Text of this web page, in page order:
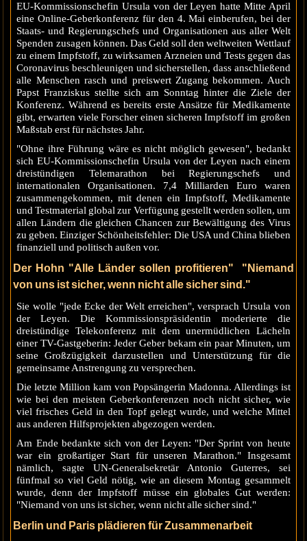
EU-Kommissionschefin Ursula von der Leyen hatte Mitte April
eine Online-Geberkonferenz für den 4. Mai einberufen, bei der
Staats- und Regierungschefs und Organisationen aus aller Welt
Spenden zusagen können. Das Geld soll den weltweiten Wettlauf
zu einem Impfstoff, zu wirksamen Arzneien und Tests gegen das
Coronavirus beschleunigen und sicherstellen, dass anschließend
alle Menschen rasch und preiswert Zugang bekommen. Auch
Papst Franziskus stellte sich am Sonntag hinter die Ziele der
Konferenz. Während es bereits erste Ansätze für Medikamente
gibt, erwarten viele Forscher einen sicheren Impfstoff im großen
Maßstab erst für nächstes Jahr.
"Ohne ihre Führung wäre es nicht möglich gewesen", bedankt
sich EU-Kommissionschefin Ursula von der Leyen nach einem
dreistündigen Telemarathon bei Regierungschefs und
internationalen Organisationen. 7,4 Milliarden Euro waren
zusammengekommen, mit denen ein Impfstoff, Medikamente
und Testmaterial global zur Verfügung gestellt werden sollen, um
allen Ländern die gleichen Chancen zur Bewältigung des Virus
zu geben. Einziger Schönheitsfehler: Die USA und China blieben
finanziell und politisch außen vor.
Der Hohn "Alle Länder sollen profitieren" "Niemand
von uns ist sicher, wenn nicht alle sicher sind."
Sie wolle "jede Ecke der Welt erreichen", versprach Ursula von
der Leyen. Die Kommissionspräsidentin moderierte die
dreistündige Telekonferenz mit dem unermüdlichen Lächeln
einer TV-Gastgeberin: Jeder Geber bekam ein paar Minuten, um
seine Großzügigkeit darzustellen und Unterstützung für die
gemeinsame Anstrengung zu versprechen.
Die letzte Million kam von Popsängerin Madonna. Allerdings ist
wie bei den meisten Geberkonferenzen noch nicht sicher, wie
viel frisches Geld in den Topf gelegt wurde, und welche Mittel
aus anderen Hilfsprojekten abgezogen werden.
Am Ende bedankte sich von der Leyen: "Der Sprint von heute
war ein großartiger Start für unseren Marathon." Insgesamt
nämlich, sagte UN-Generalsekretär Antonio Guterres, sei
fünfmal so viel Geld nötig, wie an diesem Montag gesammelt
wurde, denn der Impfstoff müsse ein globales Gut werden:
"Niemand von uns ist sicher, wenn nicht alle sicher sind."
Berlin und Paris plädieren für Zusammenarbeit